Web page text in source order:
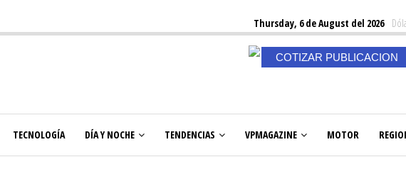
Thursday, 6 de August del 2026
COTIZAR PUBLICACION
TECNOLOGÍA DÍA Y NOCHE TENDENCIAS VPMAGAZINE MOTOR